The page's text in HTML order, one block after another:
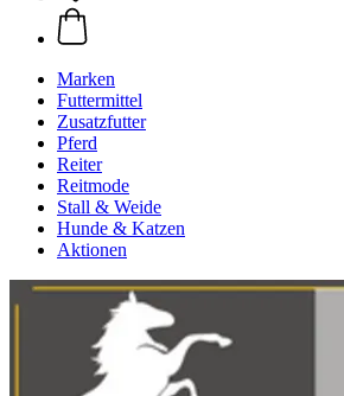
Marken
Futtermittel
Zusatzfutter
Pferd
Reiter
Reitmode
Stall & Weide
Hunde & Katzen
Aktionen